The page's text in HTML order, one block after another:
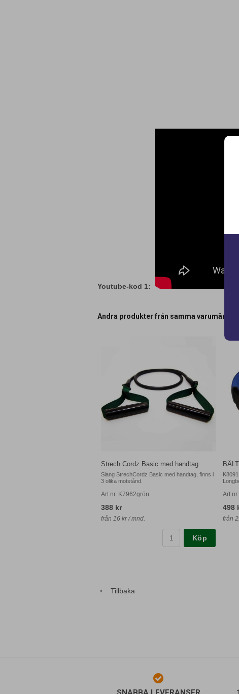
Youtube-kod 1:
Andra produkter från samma varumärke
Strech Cordz Basic med handtag
Slang StrechCordz Basic med handtag, finns i
3 olika motstånd.
Art nr. K7962grön
388 kr
från 16 kr / mnd.
Köp
Art
498
från
Tillbaka